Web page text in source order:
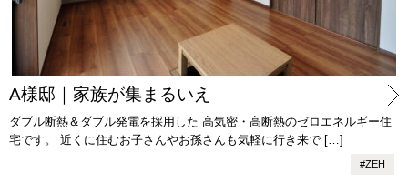
A様邸｜家族が集まるいえ
ダブル断熱＆ダブル発電を採用した 高気密・高断熱のゼロエネルギー住
宅です。 近くに住むお子さんやお孫さんも気軽に行き来で […]
#ZEH